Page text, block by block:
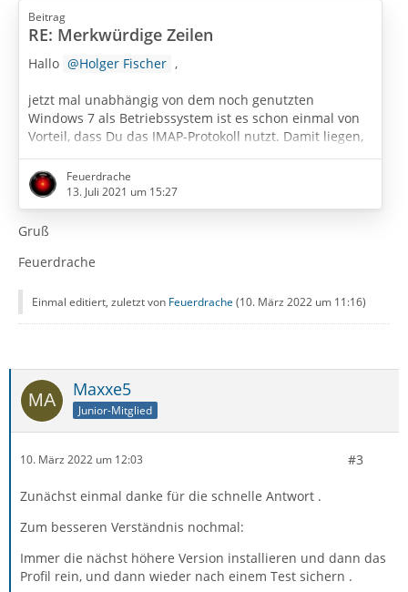
Beitrag
RE: Merkwürdige Zeilen
Hallo Holger Fischer ,
jetzt mal unabhängig von dem noch genutzten
Windows 7 als Betriebssystem ist es schon einmal von
Vorteil, dass Du das IMAP-Protokoll nutzt. Damit liegen,
sofern Du die Mails nicht in den lokalen Ordner (local
folders) verschoben hast, Deine Mails auf dem IMAP-
Server Deines Anbieters, also auf den Servern Deines
Anbieters Telekom, auf dem Speicherplatz, der für Dein
Konto bereitgehalten wird.
Bei IMAP liegen die E-Mails (egal ob gesendete oder
Feuerdrache
13. Juli 2021 um 15:27
Gruß
Feuerdrache
Einmal editiert, zuletzt von Feuerdrache (10. März 2022 um 11:16)
Maxxe5
Junior-Mitglied
10. März 2022 um 12:03 #3
Zunächst einmal danke für die schnelle Antwort .
Zum besseren Verständnis nochmal:
Immer die nächst höhere Version installieren und dann das
Profil rein, und dann wieder nach einem Test sichern .